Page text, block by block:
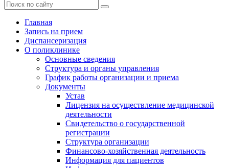
Главная
Запись на прием
Диспансеризация
О поликлинике
Основные сведения
Структура и органы управления
График работы организации и приема
Документы
Устав
Лицензия на осуществление медицинской
деятельности
Свидетельство о государственной
регистрации
Структура организации
Финансово-хозяйственная деятельность
Информация для пациентов